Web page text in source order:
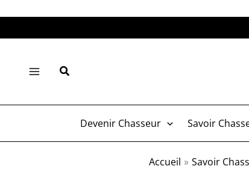
au
Rechercher
Devenir Chasseur Savoir
Accueil Savoir